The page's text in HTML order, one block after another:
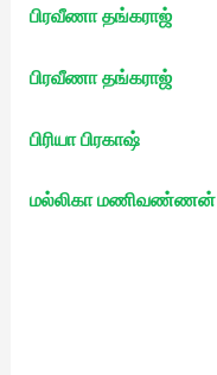
பிரவீணா தங்கராஜ்
பிரவீணா தங்கராஜ்
பிரியா பிரகாஷ்
மல்லிகா மணிவண்ணன்